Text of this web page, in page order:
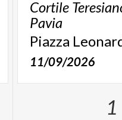
Cortile
Pavia
Piazza
11/09/2026
1